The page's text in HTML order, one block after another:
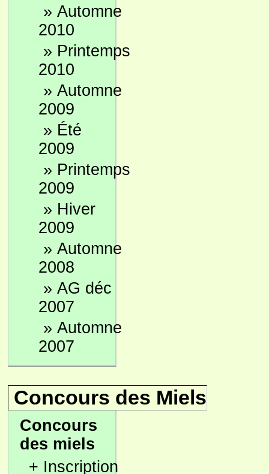
» Automne
2010
» Printemps
2010
» Automne
2009
» Été
2009
» Printemps
2009
» Hiver
2009
» Automne
2008
» AG déc
2007
» Automne
2007
Concours des Miels
Concours
des miels
+ Inscription